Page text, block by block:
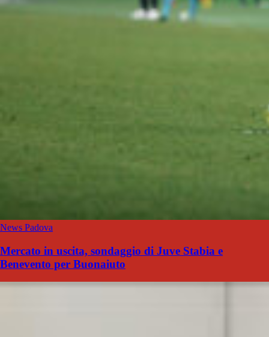
News Padova
Mercato in uscita, sondaggio di Juve Stabia e
Benevento per Buonaiuto